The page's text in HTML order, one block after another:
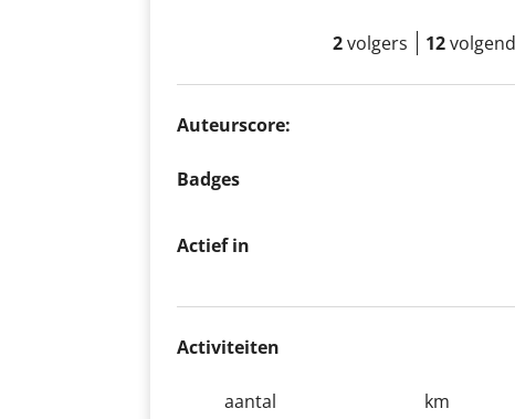
2volgers 12volgend
Auteurscore:
Badges
Actief in
Activiteiten
aantal km